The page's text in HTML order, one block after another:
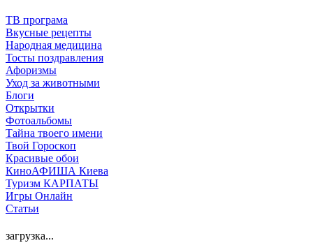
ТВ програма
Вкусные рецепты
Народная медицина
Тосты поздравления
Афоризмы
Уход за животными
Блоги
Открытки
Фотоальбомы
Тайна твоего имени
Твой Гороскоп
Красивые обои
КиноАФИША Киева
Туризм КАРПАТЫ
Игры Онлайн
Статьи
загрузка...